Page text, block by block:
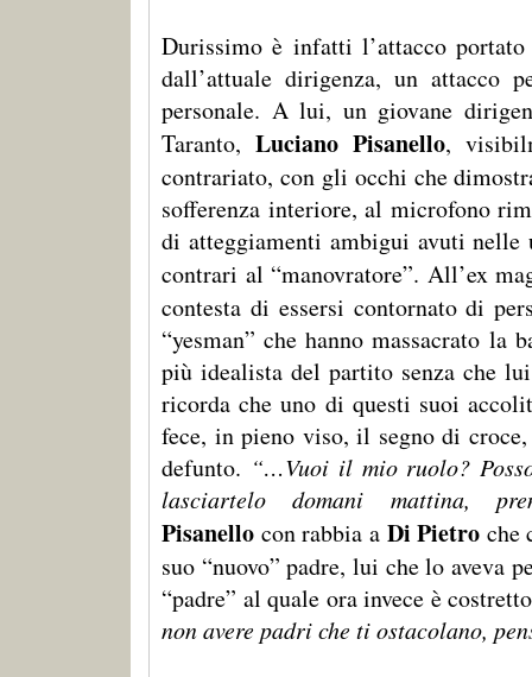
Durissimo è infatti l’attacco portato
dall’attuale dirigenza, un attacco
personale. A lui, un giovane
Taranto, Luciano Pisanello,
contrariato, con gli occhi che
sofferenza interiore, al microfono
di atteggiamenti ambigui avuti nelle
contrari al “manovratore”. All’ex
contesta di essersi contornato di
“yesman” che hanno massacrato la
più idealista del partito senza che
ricorda che uno di questi suoi
fece, in pieno viso, il segno di
defunto. “…Vuoi il mio ruolo?
lasciartelo domani mattina,
Pisanello con rabbia a Di Pietro che
suo “nuovo” padre, lui che lo aveva
“padre” al quale ora invece è
non avere padri che ti ostacolano,